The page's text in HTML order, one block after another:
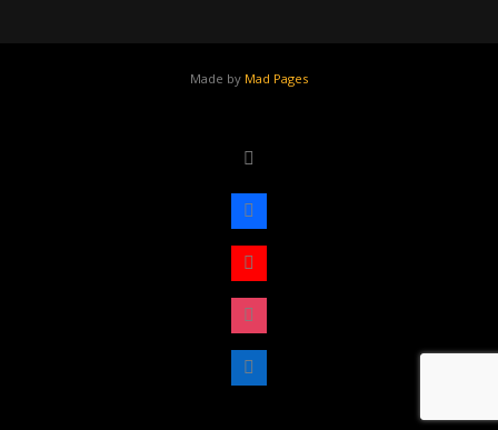
Made by Mad Pages
facebook
youtube
instagram
linkedin